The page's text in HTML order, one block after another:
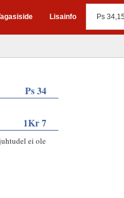
Lisainfo
Ps 34
1Kr 7
ei ole